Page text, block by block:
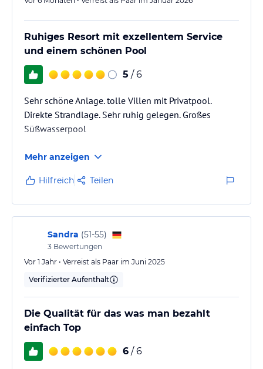
Ruhiges Resort mit exzellentem Service
und einem schönen Pool
5 / 6
Sehr schöne Anlage. tolle Villen mit Privatpool.
Direkte Strandlage. Sehr ruhig gelegen. Großes
Süßwasserpool
Mehr anzeigen
Hilfreich Teilen
Sandra (51-55)
3 Bewertungen
Vor 1 Jahr • Verreist als Paar im Juni 2025
Verifizierter Aufenthalt
Die Qualität für das was man bezahlt
einfach Top
6 / 6